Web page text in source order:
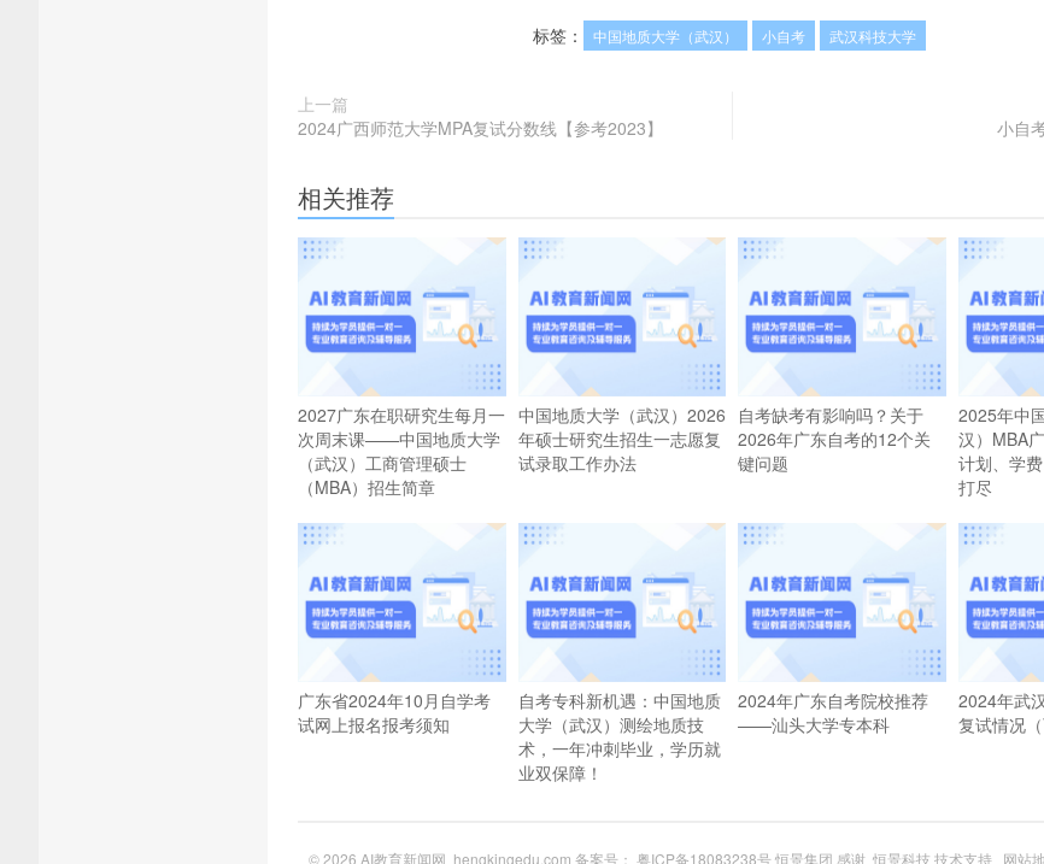
标签： 中国地质大学（武汉） 小自考 武汉科技大学
上一篇
2024广西师范大学MPA复试分数线【参考2023】
小自
相关推荐
2027广东在职研究生每月一
次周末课——中国地质大学
（武汉）工商管理硕士
（MBA）招生简章
中国地质大学（武汉）2026
年硕士研究生招生一志愿复
试录取工作办法
自考缺考有影响吗？关于
2026年广东自考的12个关
键问题
2025年中
汉）MBA
计划、学
打尽
广东省2024年10月自学考
试网上报名报考须知
自考专科新机遇：中国地质
大学（武汉）测绘地质技
术，一年冲刺毕业，学历就
业双保障！
2024年广东自考院校推荐
——汕头大学专本科
2024年武
复试情况（
© 2026 AI教育新闻网 hengkingedu.com 备案号： 粤ICP备18083238号恒景集团 感谢 恒景科技 技术支持 网站